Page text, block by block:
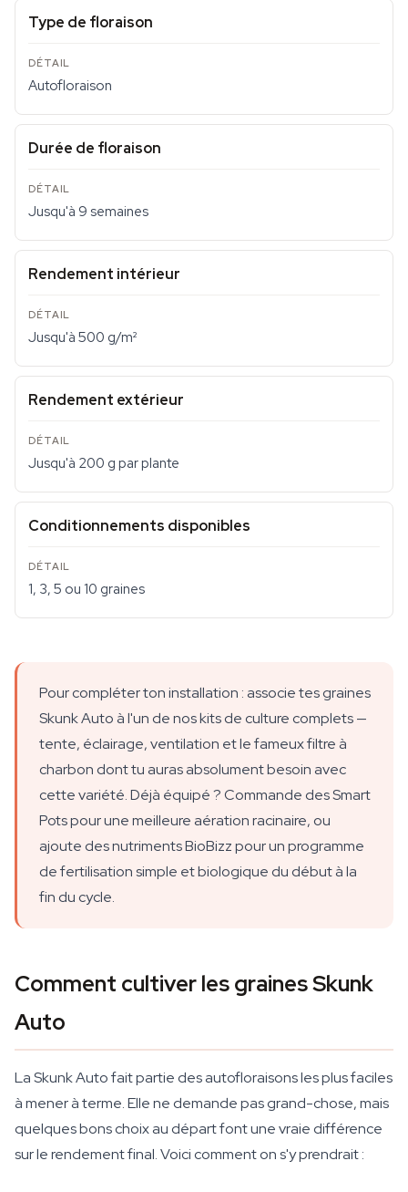
Type de floraison
Autofloraison
Durée de floraison
Jusqu'à 9 semaines
Rendement intérieur
Jusqu'à 500 g/m²
Rendement extérieur
Jusqu'à 200 g par plante
Conditionnements disponibles
1, 3, 5 ou 10 graines
Pour compléter ton installation : associe tes graines
Skunk Auto à l'un de nos kits de culture complets —
tente, éclairage, ventilation et le fameux filtre à
charbon dont tu auras absolument besoin avec
cette variété. Déjà équipé ? Commande des Smart
Pots pour une meilleure aération racinaire, ou
ajoute des nutriments BioBizz pour un programme
de fertilisation simple et biologique du début à la
fin du cycle.
Comment cultiver les graines Skunk
Auto
La Skunk Auto fait partie des autofloraisons les plus faciles
à mener à terme. Elle ne demande pas grand-chose, mais
quelques bons choix au départ font une vraie différence
sur le rendement final. Voici comment on s'y prendrait :